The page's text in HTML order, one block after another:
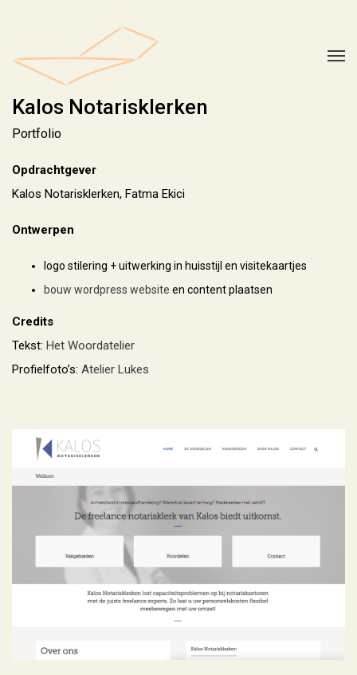
Kalos Notarisklerken
Portfolio
Opdrachtgever
Kalos Notarisklerken, Fatma Ekici
Ontwerpen
logo stilering + uitwerking in huisstijl en visitekaartjes
bouw wordpress website en content plaatsen
Credits
Tekst: Het Woordatelier
Profielfoto’s: Atelier Lukes